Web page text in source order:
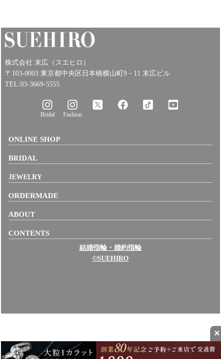
×
株式会社 末広（スエヒロ）
〒103-0003 東京都中央区日本橋横山町9－11 末広ビル
TEL:03-3669-5555
Bridal Fashion
ONLINE SHOP
BRIDAL
JEWELRY
ORDERMADE
ABOUT
CONTENTS
結婚指輪・婚約指輪
©SUEHIRO